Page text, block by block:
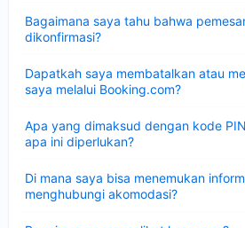
Bagaimana saya tahu bahwa
dikonfirmasi?
Dapatkah saya membatalkan atau
saya melalui Booking.com?
Apa yang dimaksud dengan kode
apa ini diperlukan?
Di mana saya bisa menemukan
menghubungi akomodasi?